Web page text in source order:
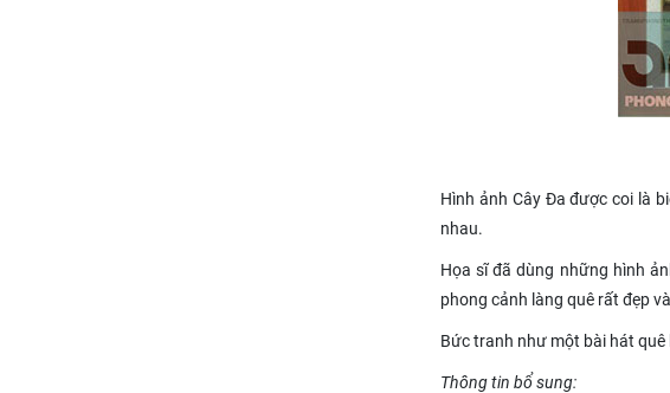
Hình ảnh Cây Đa được coi là
nhau.
Họa sĩ đã dùng những hình
phong cảnh làng quê rất đẹp
Bức tranh như một bài hát
Thông tin bổ sung: